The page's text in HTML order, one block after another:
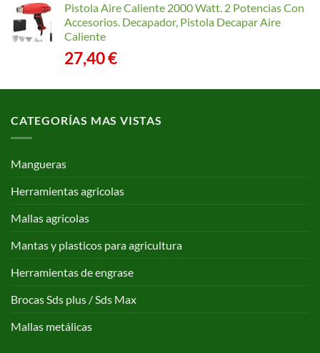
Pistola Aire Caliente 2000 Watt. 2 Potencias Con
Accesorios. Decapador, Pistola Decapar Aire
Caliente
27,40€
CATEGORÍAS MAS VISTAS
Mangueras
Herramientas agricolas
Mallas agricolas
Mantas y plasticos para agricultura
Herramientas de engrase
Brocas Sds plus / Sds Max
Mallas metálicas